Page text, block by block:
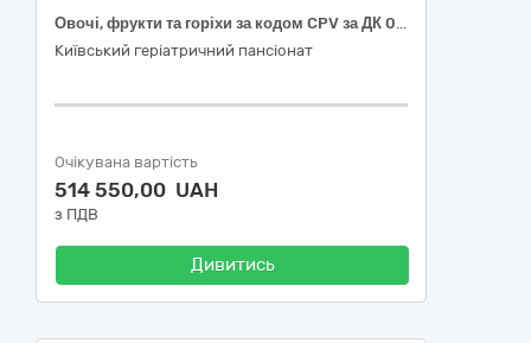
Овочі, фрукти та горіхи за кодом CPV за ДК 021:2015 – 03220000-9 - (овочі, фрукти)
Київський геріатричний пансіонат
Очікувана вартість
514 550,00 UAH
з ПДВ
Дивитись